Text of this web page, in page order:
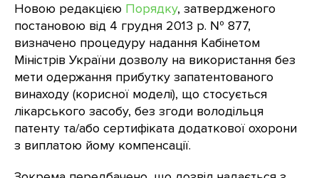
Новою редакцією Порядку, затвердженого
постановою від 4 грудня 2013 р. № 877,
визначено процедуру надання Кабінетом
Міністрів України дозволу на використання без
мети одержання прибутку запатентованого
винаходу (корисної моделі), що стосується
лікарського засобу, без згоди володільця
патенту та/або сертифіката додаткової охорони
з виплатою йому компенсації.